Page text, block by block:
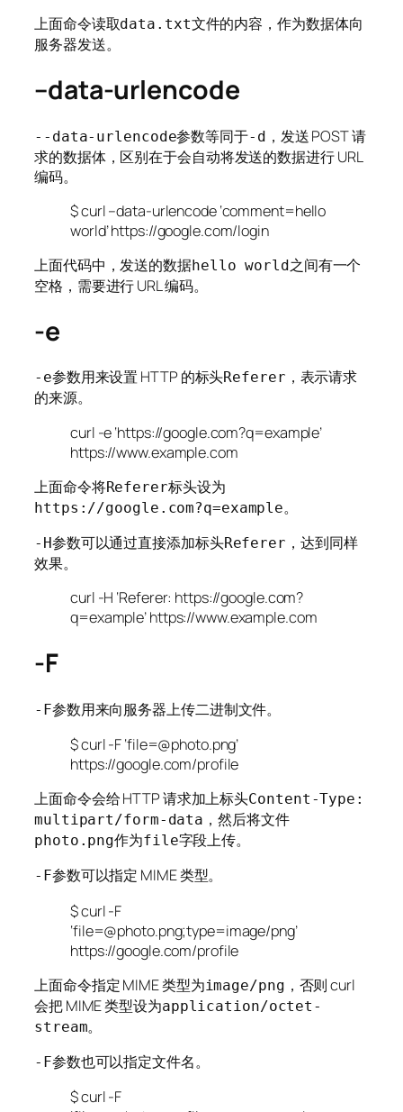
上面命令读取data.txt文件的内容，作为数据体向
服务器发送。
–data-urlencode
--data-urlencode参数等同于-d ，发送 POST 请
求的数据体，区别在于会自动将发送的数据进行 URL
编码。
$ curl –data-urlencode ‘comment=hello
world’ https://google.com/login
上面代码中，发送的数据hello world之间有一个
空格，需要进行 URL 编码。
-e
-e参数用来设置 HTTP 的标头Referer ，表示请求
的来源。
curl -e ‘https://google.com?q=example’
https://www.example.com
上面命令将Referer标头设为
https://google.com?q=example。
-H参数可以通过直接添加标头Referer ，达到同样
效果。
curl -H ‘Referer: https://google.com?
q=example’ https://www.example.com
-F
-F参数用来向服务器上传二进制文件。
$ curl -F ‘file=@photo.png’
https://google.com/profile
上面命令会给 HTTP 请求加上标头Content-Type:
multipart/form-data ，然后将文件
photo.png作为file字段上传。
-F参数可以指定 MIME 类型。
$ curl -F
‘file=@photo.png;type=image/png’
https://google.com/profile
上面命令指定 MIME 类型为image/png ，否则 curl
会把 MIME 类型设为application/octet-
stream。
-F参数也可以指定文件名。
$ curl -F